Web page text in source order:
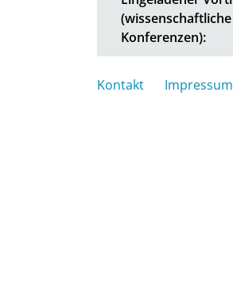
(wissenschaftliche
Konferenzen):
Kontakt